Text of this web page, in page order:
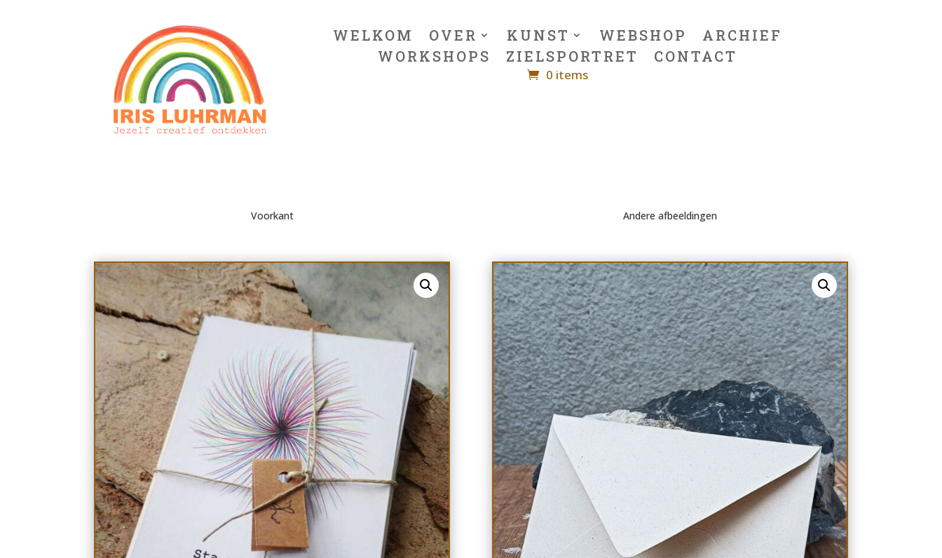
WELKOM OVER KUNST WEBSHOP
ARCHIEF
WORKSHOPS
ZIELSPORTRET CONTACT
0 items
Voorkant Andere afbeeldingen